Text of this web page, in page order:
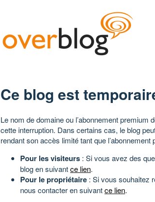
Ce blog est
Le nom de domaine ou l’abonnement premium
cette interruption. Dans certains cas, le blog
rendant son accès limité tant que l’abonnement
Pour les visiteurs : Si vous avez des
blog en suivantce lien.
Pour le propriétaire : Si vous souhaitez
nous contacter en suivantce lien.